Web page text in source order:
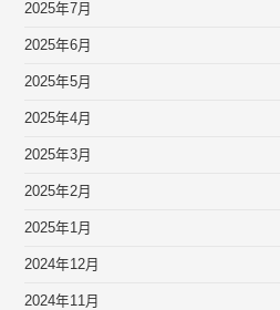
2025年7月
2025年6月
2025年5月
2025年4月
2025年3月
2025年2月
2025年1月
2024年12月
2024年11月